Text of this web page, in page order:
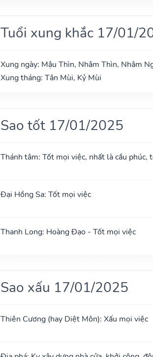
Tuổi xung khắc 17/01/
Xung ngày: Mậu Thìn, Nhâm Thìn, Nhâm
Xung tháng: Tân Mùi, Kỷ Mùi
Sao tốt 17/01/2025
Thánh tâm: Tốt mọi việc, nhất là cầu phúc,
Đại Hồng Sa: Tốt mọi việc
Thanh Long: Hoàng Đạo - Tốt mọi việc
Sao xấu 17/01/2025
Thiên Cương (hay Diệt Môn): Xấu mọi việc